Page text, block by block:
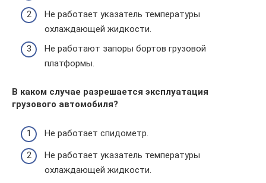
Не работает указатель температуры
охлаждающей жидкости.
Не работают запоры бортов грузовой
платформы.
В каком случае разрешается эксплуатация
грузового автомобиля?
Не работает спидометр.
Не работает указатель температуры
охлаждающей жидкости.